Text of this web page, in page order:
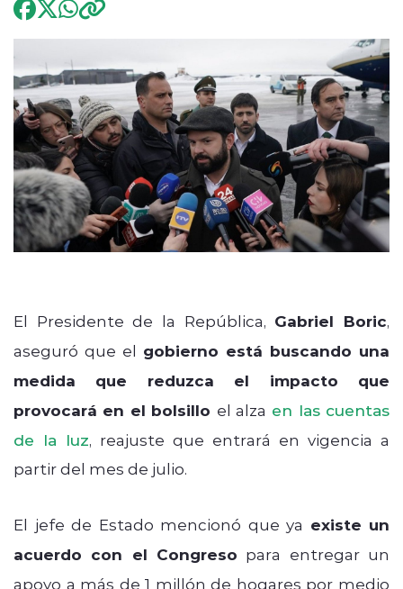
modo claro
El Presidente de la República, Gabriel Boric,
aseguró que el gobierno está buscando una
medida que reduzca el impacto que
provocará en el bolsillo el alza en las cuentas
de la luz, reajuste que entrará en vigencia a
partir del mes de julio.
El jefe de Estado mencionó que ya existe un
acuerdo con el Congreso para entregar un
apoyo a más de 1 millón de hogares por medio